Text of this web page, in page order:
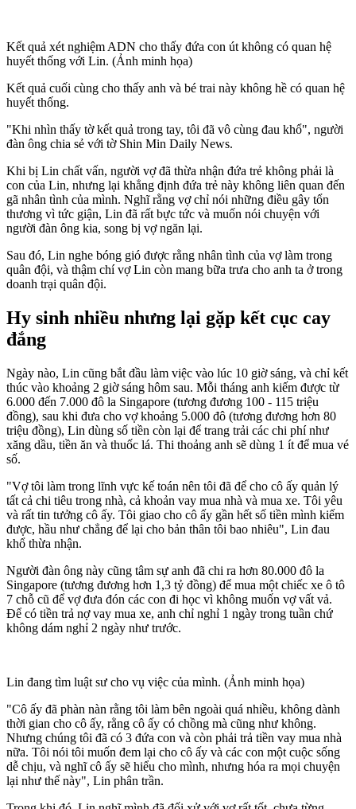
Kết quả xét nghiệm ADN cho thấy đứa con út không có quan hệ
huyết thống với Lin. (Ảnh minh họa)
Kết quả cuối cùng cho thấy anh và bé trai này không hề có quan hệ
huyết thống.
"Khi nhìn thấy tờ kết quả trong tay, tôi đã vô cùng đau khổ", người
đàn ông chia sẻ với tờ Shin Min Daily News.
Khi bị Lin chất vấn, người vợ đã thừa nhận đứa trẻ không phải là
con của Lin, nhưng lại khẳng định đứa trẻ này không liên quan đến
gã nhân tình của mình. Nghĩ rằng vợ chỉ nói những điều gây tổn
thương vì tức giận, Lin đã rất bực tức và muốn nói chuyện với
người đàn ông kia, song bị vợ ngăn lại.
Sau đó, Lin nghe bóng gió được rằng nhân tình của vợ làm trong
quân đội, và thậm chí vợ Lin còn mang bữa trưa cho anh ta ở trong
doanh trại quân đội.
Hy sinh nhiều nhưng lại gặp kết cục cay
đắng
Ngày nào, Lin cũng bắt đầu làm việc vào lúc 10 giờ sáng, và chỉ kết
thúc vào khoảng 2 giờ sáng hôm sau. Mỗi tháng anh kiếm được từ
6.000 đến 7.000 đô la Singapore (tương đương 100 - 115 triệu
đồng), sau khi đưa cho vợ khoảng 5.000 đô (tương đương hơn 80
triệu đồng), Lin dùng số tiền còn lại để trang trải các chi phí như
xăng dầu, tiền ăn và thu‌ốc l‌á. Thi thoảng anh sẽ dùng 1 ít để mua vé
số.
"Vợ tôi làm trong lĩnh vực kế toán nên tôi đã để cho cô ấy quản lý
tất cả chi tiêu trong nhà, cả khoản vay mua nhà và mua xe. Tôi yêu
và rất tin tưởng cô ấy. Tôi giao cho cô ấy gần hết số tiền mình kiếm
được, hầu như chẳng để lại cho bản thân tôi bao nhiêu", Lin đau
khổ thừa nhận.
Người đàn ông này cũng tâm sự anh đã chi ra hơn 80.000 đô la
Singapore (tương đương hơn 1,3 tỷ đồng) để mua một chiếc xe ô tô
7 chỗ cũ để vợ đưa đón các con đi học vì không muốn vợ vất vả.
Để có tiền trả nợ vay mua xe, anh chỉ nghỉ 1 ngày trong tuần chứ
không dám nghỉ 2 ngày như trước.
Lin đang tìm luật sư cho vụ việc của mình. (Ảnh minh họa)
"Cô ấy đã phàn nàn rằng tôi làm bên ngoài quá nhiều, không dành
thời gian cho cô ấy, rằng cô ấy có chồng mà cũng như không.
Nhưng chúng tôi đã có 3 đứa con và còn phải trả tiền vay mua nhà
nữa. Tôi nói tôi muốn đem lại cho cô ấy và các con một cuộc sống
dễ chịu, và nghĩ cô ấy sẽ hiểu cho mình, nhưng hóa ra mọi chuyện
lại như thế này", Lin phân trần.